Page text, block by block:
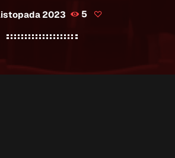
2023 5